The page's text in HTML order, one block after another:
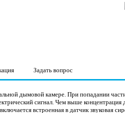
Задать вопрос
дымовой камере. При попадании
сигнал. Чем выше
встроенная в датчик звуковая